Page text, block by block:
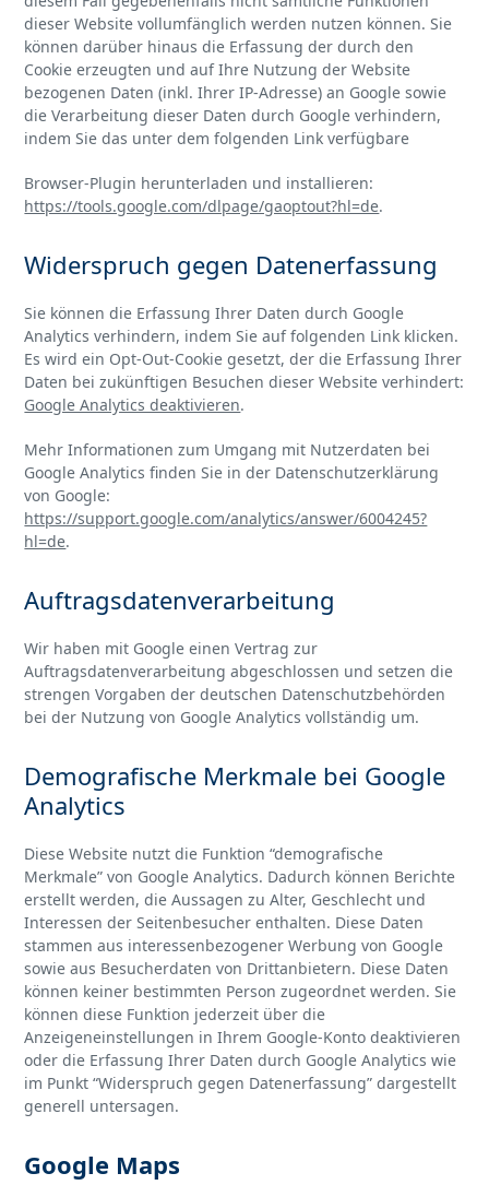
dieser Website vollumfänglich werden nutzen können. Sie
können darüber hinaus die Erfassung der durch den
Cookie erzeugten und auf Ihre Nutzung der Website
bezogenen Daten (inkl. Ihrer IP-Adresse) an Google sowie
die Verarbeitung dieser Daten durch Google verhindern,
indem Sie das unter dem folgenden Link verfügbare
Browser-Plugin herunterladen und installieren:
https://tools.google.com/dlpage/gaoptout?hl=de.
Widerspruch gegen Datenerfassung
Sie können die Erfassung Ihrer Daten durch Google
Analytics verhindern, indem Sie auf folgenden Link klicken.
Es wird ein Opt-Out-Cookie gesetzt, der die Erfassung Ihrer
Daten bei zukünftigen Besuchen dieser Website verhindert:
Google Analytics deaktivieren.
Mehr Informationen zum Umgang mit Nutzerdaten bei
Google Analytics finden Sie in der Datenschutzerklärung
von Google:
https://support.google.com/analytics/answer/6004245?
hl=de.
Auftragsdatenverarbeitung
Wir haben mit Google einen Vertrag zur
Auftragsdatenverarbeitung abgeschlossen und setzen die
strengen Vorgaben der deutschen Datenschutzbehörden
bei der Nutzung von Google Analytics vollständig um.
Demografische Merkmale bei Google
Analytics
Diese Website nutzt die Funktion “demografische
Merkmale” von Google Analytics. Dadurch können Berichte
erstellt werden, die Aussagen zu Alter, Geschlecht und
Interessen der Seitenbesucher enthalten. Diese Daten
stammen aus interessenbezogener Werbung von Google
sowie aus Besucherdaten von Drittanbietern. Diese Daten
können keiner bestimmten Person zugeordnet werden. Sie
können diese Funktion jederzeit über die
Anzeigeneinstellungen in Ihrem Google-Konto deaktivieren
oder die Erfassung Ihrer Daten durch Google Analytics wie
im Punkt “Widerspruch gegen Datenerfassung” dargestellt
generell untersagen.
Google Maps